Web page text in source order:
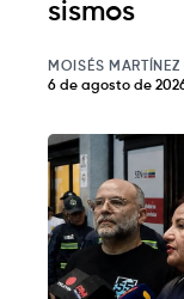
sismos
MOISÉS MARTÍNEZ
6 de agosto de